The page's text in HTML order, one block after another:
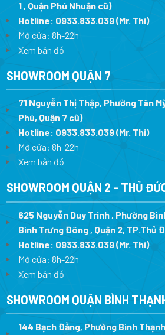
1 , Quận Phú Nhuận cũ)
Hotline: 0933.833.039(Mr. Thi)
Mở cửa: 8h-22h
Xem bản đồ
SHOWROOM QUẬN 7
71 Nguyễn Thị Thập, Phường Tân
Phú, Quận 7 cũ)
Hotline: 0933.833.039(Mr. Thi)
Mở cửa: 8h-22h
Xem bản đồ
SHOWROOM QUẬN 2 - THỦ
625 Nguyễn Duy Trinh , Phường
Bình Trưng Đông , Quận 2, TP.Thủ
Hotline: 0933.833.039(Mr. Thi)
Mở cửa: 8h-22h
Xem bản đồ
SHOWROOM QUẬN BÌNH
144 Bạch Đằng, Phường Bình